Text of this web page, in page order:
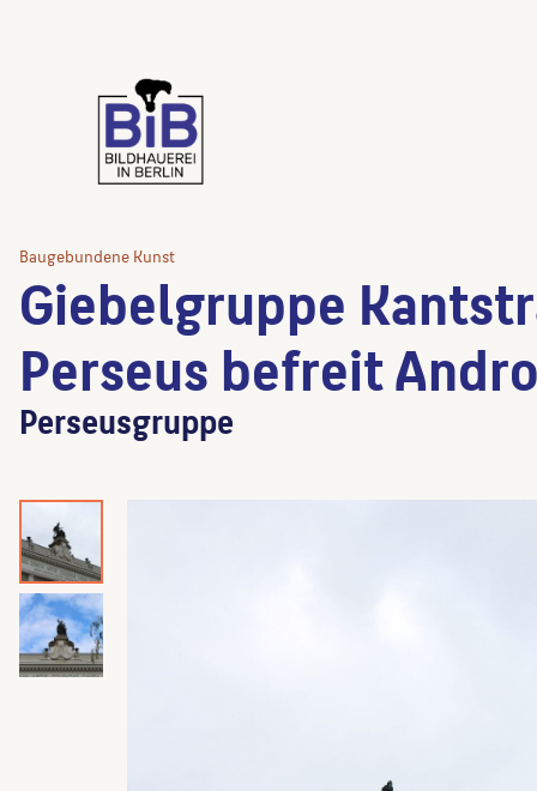
Baugebundene Kunst
Giebelgruppe
Perseus befreit
Perseusgruppe